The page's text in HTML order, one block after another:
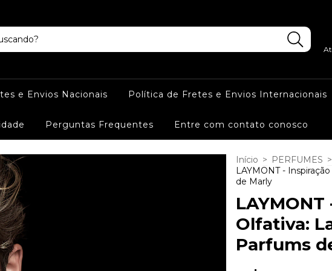
e Envios Nacionais Política de Fretes e Envios Internacionais
Perguntas Frequentes Entre com contato conosco
Início > PERFUMES >
LAYMONT -
de Marly
Olfativa:
Parfums